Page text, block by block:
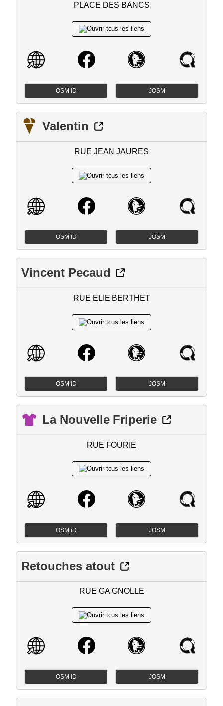
PLACE DES BANCS
OSM iD JOSM
Valentin
RUE JEAN JAURES
OSM iD JOSM
Vincent Pecaud
RUE ELIE BERTHET
OSM iD JOSM
La Nouvelle Friperie
RUE FOURIE
OSM iD JOSM
Retouches atout
RUE GAIGNOLLE
OSM iD JOSM